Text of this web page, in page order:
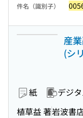
件名（識別子）
産
(シ
紙 デジ
植草益 著岩波書